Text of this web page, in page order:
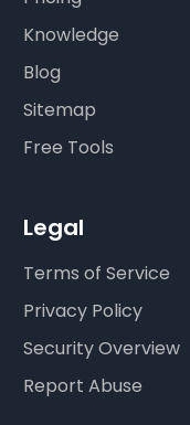
Knowledge
Blog
Sitemap
Free Tools
Legal
Terms of Service
Privacy Policy
Security Overview
Report Abuse